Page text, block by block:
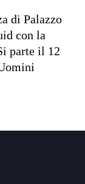
di Palazzo
con la
parte il 12